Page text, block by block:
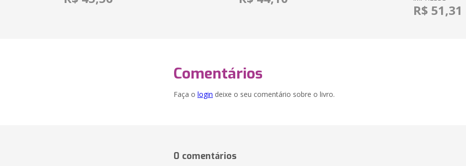
R$ 51,31
Comentários
Faça o login deixe o seu comentário sobre o livro.
0 comentários